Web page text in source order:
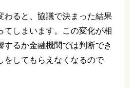
わると、協議で決まった結果
てしまいます。この変化が相
するか金融機関では判断でき
をしてもらえなくなるので